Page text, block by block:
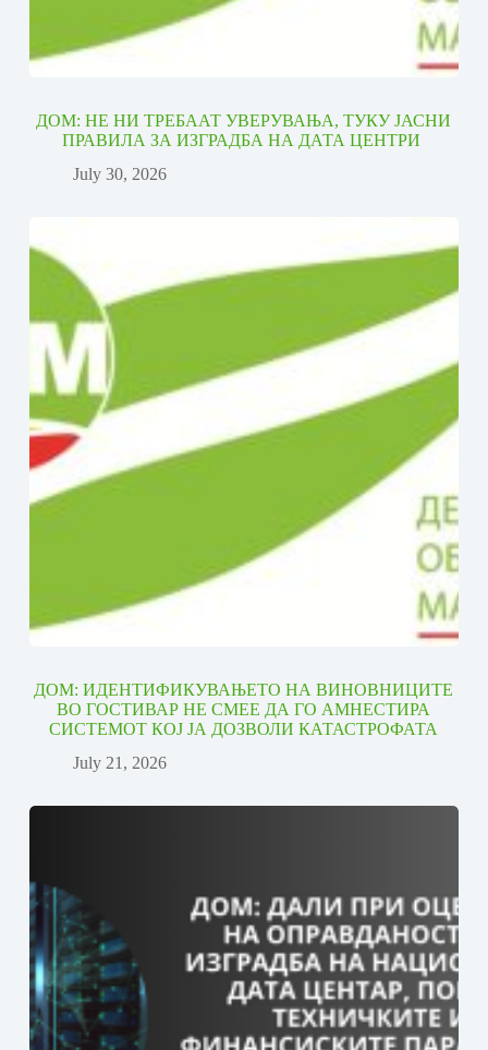
ДОМ: НЕ НИ ТРЕБААТ УВЕРУВАЊА, ТУКУ ЈАСНИ
ПРАВИЛА ЗА ИЗГРАДБА НА ДАТА ЦЕНТРИ
July 30, 2026
ДОМ: ИДЕНТИФИКУВАЊЕТО НА ВИНОВНИЦИТЕ
ВО ГОСТИВАР НЕ СМЕЕ ДА ГО АМНЕСТИРА
СИСТЕМОТ КОЈ ЈА ДОЗВОЛИ КАТАСТРОФАТА
July 21, 2026